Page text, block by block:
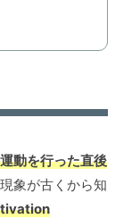
動を行った直後
象が古くから知